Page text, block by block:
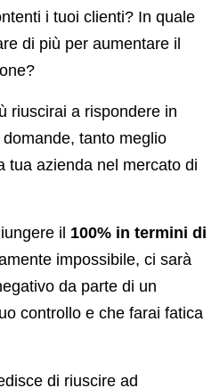
i tuoi clienti? In quale
di più per aumentare il
riuscirai a rispondere in
tanto meglio
tua azienda nel mercato di
il 100% in termini di
impossibile, ci sarà
da parte di un
controllo e che farai fatica
di riuscire ad